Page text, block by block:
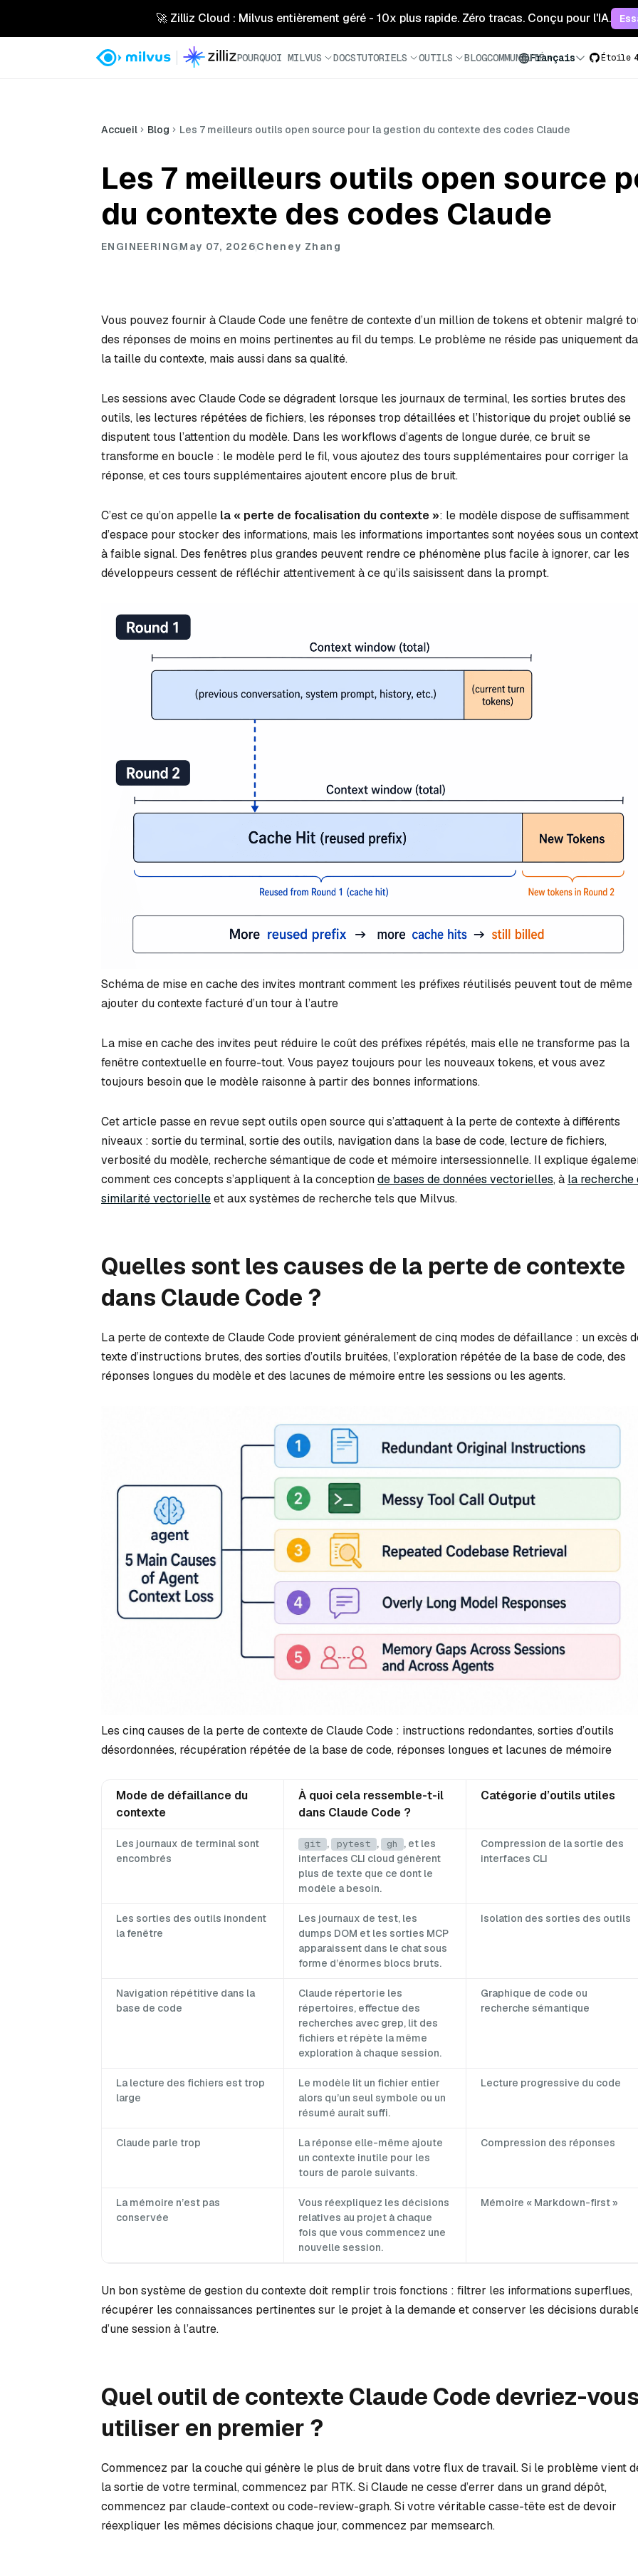
🚀 Zilliz Cloud : Milvus entièrement géré - 10x plus rapide. Zéro tracas. Conçu pour l'IA.
POURQUOI MILVUS DOCSTUTORIELS OUTILS BLOGCOMMUNAUTÉFrançais Étoile
Accueil Blog Les 7 meilleurs outils open source pour la gestion du contexte des codes Claude
Les 7 meilleurs outils open source
du contexte des codes Claude
ENGINEERINGMay 07, 2026Cheney Zhang
Vous pouvez fournir à Claude Code une fenêtre de contexte d’un million de tokens et obtenir malgré
des réponses de moins en moins pertinentes au fil du temps. Le problème ne réside pas uniquement
la taille du contexte, mais aussi dans sa qualité.
Les sessions avec Claude Code se dégradent lorsque les journaux de terminal, les sorties brutes des
outils, les lectures répétées de fichiers, les réponses trop détaillées et l’historique du projet oublié se
disputent tous l’attention du modèle. Dans les workflows d’agents de longue durée, ce bruit se
transforme en boucle : le modèle perd le fil, vous ajoutez des tours supplémentaires pour corriger la
réponse, et ces tours supplémentaires ajoutent encore plus de bruit.
C’est ce qu’on appelle la « perte de focalisation du contexte »: le modèle dispose de suffisamment
d’espace pour stocker des informations, mais les informations importantes sont noyées sous un
à faible signal. Des fenêtres plus grandes peuvent rendre ce phénomène plus facile à ignorer, car les
développeurs cessent de réfléchir attentivement à ce qu’ils saisissent dans la prompt.
Schéma de mise en cache des invites montrant comment les préfixes réutilisés peuvent tout de même
ajouter du contexte facturé d’un tour à l’autre
La mise en cache des invites peut réduire le coût des préfixes répétés, mais elle ne transforme pas la
fenêtre contextuelle en fourre-tout. Vous payez toujours pour les nouveaux tokens, et vous avez
toujours besoin que le modèle raisonne à partir des bonnes informations.
Cet article passe en revue sept outils open source qui s’attaquent à la perte de contexte à différents
niveaux : sortie du terminal, sortie des outils, navigation dans la base de code, lecture de fichiers,
verbosité du modèle, recherche sémantique de code et mémoire intersessionnelle. Il explique
comment ces concepts s’appliquent à la conceptionde bases de données vectorielles, à la recherche
similarité vectorielleet aux systèmes de recherche tels que Milvus.
Quelles sont les causes de la perte de contexte
dans Claude Code ?
La perte de contexte de Claude Code provient généralement de cinq modes de défaillance : un excès
texte d’instructions brutes, des sorties d’outils bruitées, l’exploration répétée de la base de code, des
réponses longues du modèle et des lacunes de mémoire entre les sessions ou les agents.
Les cinq causes de la perte de contexte de Claude Code : instructions redondantes, sorties d’outils
désordonnées, récupération répétée de la base de code, réponses longues et lacunes de mémoire
Mode de défaillance du
contexte
À quoi cela ressemble-t-il
dans Claude Code ?
Catégorie d’outils utiles
Les journaux de terminal sont
encombrés
git , pytest , gh
, et les
interfaces CLI cloud génèrent
plus de texte que ce dont le
modèle a besoin.
Compression de la sortie des
interfaces CLI
Les sorties des outils inondent
la fenêtre
Les journaux de test, les
dumps DOM et les sorties MCP
apparaissent dans le chat sous
forme d’énormes blocs bruts.
Isolation des sorties des outils
Navigation répétitive dans la
base de code
Claude répertorie les
répertoires, effectue des
recherches avec grep, lit des
fichiers et répète la même
exploration à chaque session.
Graphique de code ou
recherche sémantique
La lecture des fichiers est trop
large
Le modèle lit un fichier entier
alors qu’un seul symbole ou un
résumé aurait suffi.
Lecture progressive du code
Claude parle trop
La réponse elle-même ajoute
un contexte inutile pour les
tours de parole suivants.
Compression des réponses
La mémoire n’est pas
conservée
Vous réexpliquez les décisions
relatives au projet à chaque
fois que vous commencez une
nouvelle session.
Mémoire « Markdown-first »
Un bon système de gestion du contexte doit remplir trois fonctions : filtrer les informations superflues,
récupérer les connaissances pertinentes sur le projet à la demande et conserver les décisions
d’une session à l’autre.
Quel outil de contexte Claude Code devriez-
utiliser en premier ?
Commencez par la couche qui génère le plus de bruit dans votre flux de travail. Si le problème vient
la sortie de votre terminal, commencez par RTK. Si Claude ne cesse d’errer dans un grand dépôt,
commencez par claude-context ou code-review-graph. Si votre véritable casse-tête est de devoir
réexpliquer les mêmes décisions chaque jour, commencez par memsearch.